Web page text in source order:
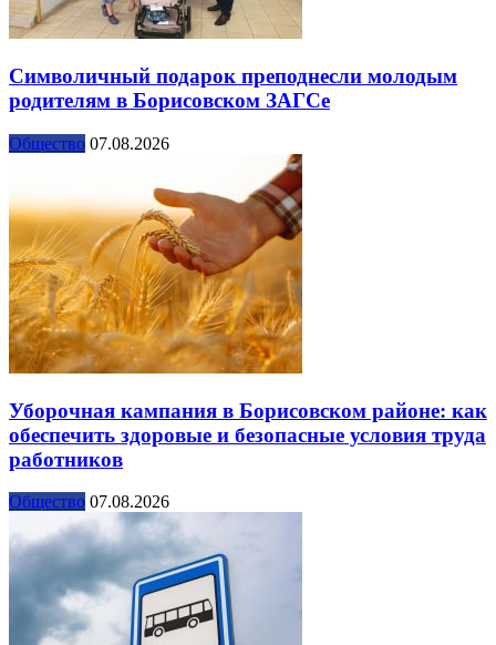
Символичный подарок преподнесли молодым
родителям в Борисовском ЗАГСе
Общество 07.08.2026
Уборочная кампания в Борисовском районе: как
обеспечить здоровые и безопасные условия труда
работников
Общество 07.08.2026